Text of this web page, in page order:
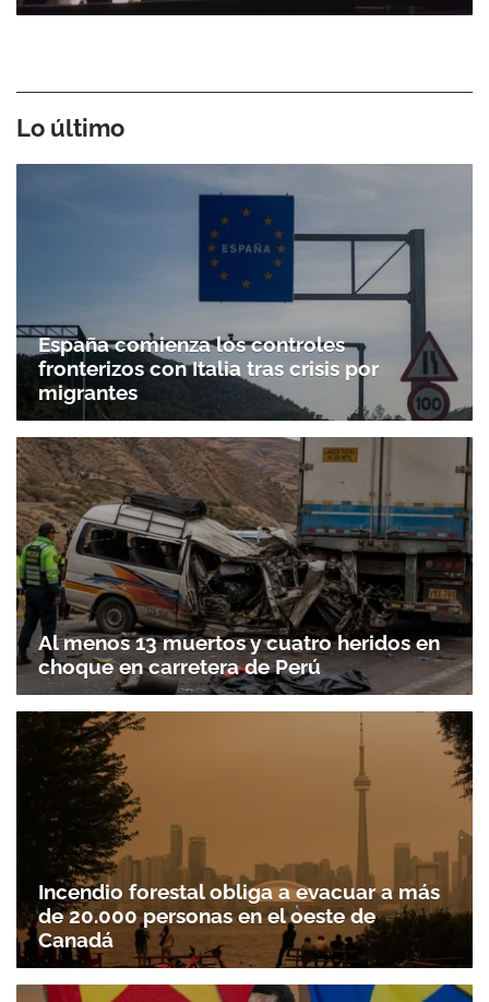
Lo último
España comienza los controles
fronterizos con Italia tras crisis por
migrantes
Al menos 13 muertos y cuatro heridos en
choque en carretera de Perú
Incendio forestal obliga a evacuar a más
de 20.000 personas en el oeste de
Canadá